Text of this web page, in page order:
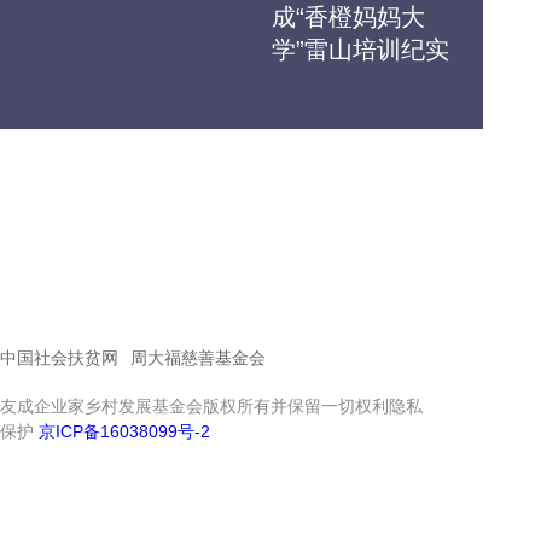
成“香橙妈妈大
学”雷山培训纪实
中国社会扶贫网 周大福慈善基金会
友成企业家乡村发展基金会版权所有并保留一切权利隐私
保护 京ICP备16038099号-2